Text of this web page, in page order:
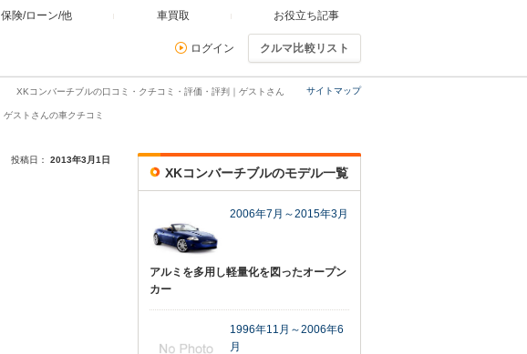
保険/ローン/他 車買取 お役立ち記事
ログイン クルマ比較リスト
サイトマップ
XKコンバーチブルの口コミ・クチコミ・評価・評判｜ゲストさん
ゲストさんの車クチコミ
投稿日： 2013年3月1日
XKコンバーチブルのモデル一覧
2006年7月～2015年3月
アルミを多用し軽量化を図ったオープン
カー
1996年11月～2006年6
月